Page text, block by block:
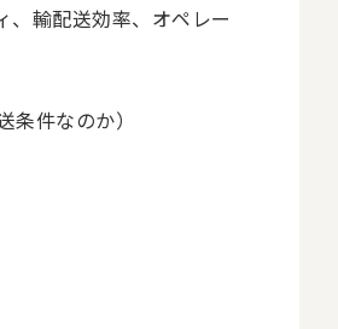
、輸配送効率、オペレー
件なのか）